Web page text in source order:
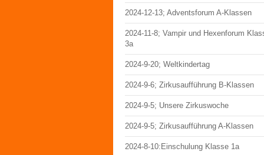
2024-12-13; Adventsforum A-Klassen
2024-11-8; Vampir und Hexenforum
3a
2024-9-20; Weltkindertag
2024-9-6; Zirkusaufführung B-Klassen
2024-9-5; Unsere Zirkuswoche
2024-9-5; Zirkusaufführung A-Klassen
2024-8-10:Einschulung Klasse 1a